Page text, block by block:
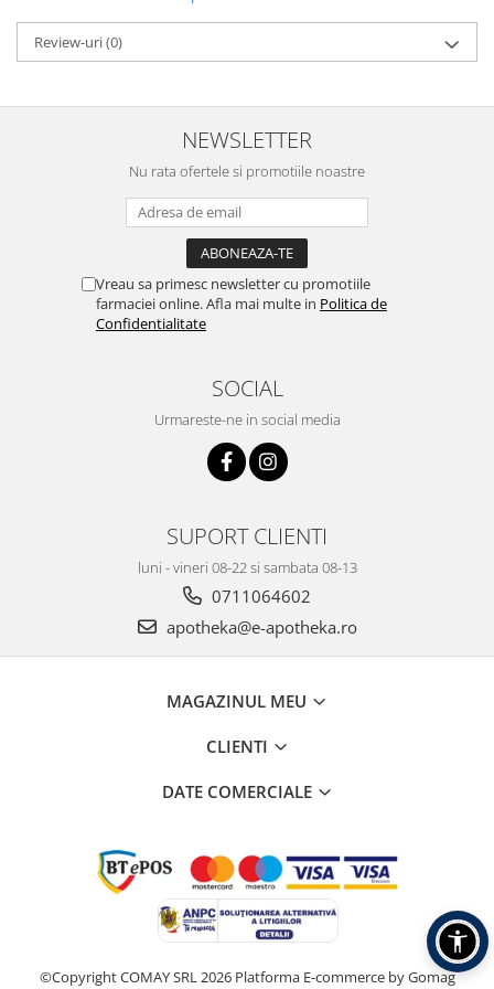
Review-uri(0)
NEWSLETTER
Nu rata ofertele si promotiile noastre
Vreau sa primesc newsletter cu promotiile
farmaciei online. Afla mai multe in Politica de
Confidentialitate
SOCIAL
Urmareste-ne in social media
SUPORT CLIENTI
luni - vineri 08-22 si sambata 08-13
0711064602
apotheka@e-apotheka.ro
MAGAZINUL MEU
CLIENTI
DATE COMERCIALE
©Copyright COMAY SRL 2026 Platforma E-commerce by Gomag